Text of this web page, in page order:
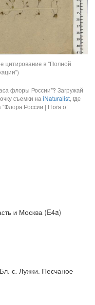
цитирование в "Полной
флоры России"? Загружай
съемки на iNaturalist, где
"Флора России | Flora of
и Москва (E4a)
с. Лужки. Песчаное